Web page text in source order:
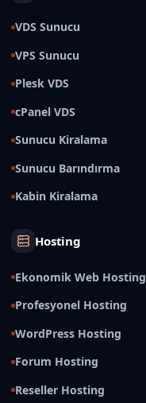
VDS Sunucu
VPS Sunucu
Plesk VDS
cPanel VDS
Sunucu Kiralama
Sunucu Barındırma
Kabin Kiralama
Hosting
Ekonomik Web Hosting
Profesyonel Hosting
WordPress Hosting
Forum Hosting
Reseller Hosting